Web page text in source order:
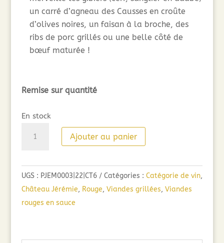
un carré d’agneau des Causses en croûte
d’olives noires, un faisan à la broche, des
ribs de porc grillés ou une belle côté de
bœuf maturée !
Remise sur quantité
En stock
Ajouter au panier
UGS : PJEM0003|22|CT6 Catégories : Catégorie de vin,
Château Jérémie, Rouge, Viandes grillées, Viandes
rouges en sauce